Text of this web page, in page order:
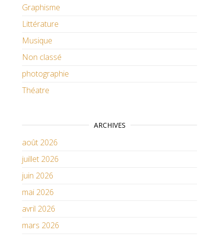
Graphisme
Littérature
Musique
Non classé
photographie
Théatre
ARCHIVES
août 2026
juillet 2026
juin 2026
mai 2026
avril 2026
mars 2026